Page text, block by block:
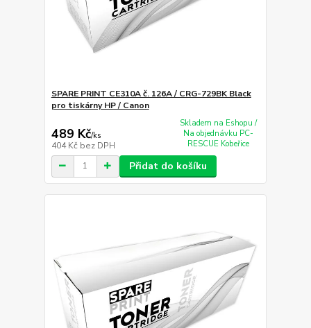
SPARE PRINT CE310A č. 126A / CRG-729BK Black
pro tiskárny HP / Canon
489 Kč/ks
404 Kč bez DPH
Skladem na Eshopu /
Na objednávku PC-
RESCUE Kobeřice
Přidat do košíku